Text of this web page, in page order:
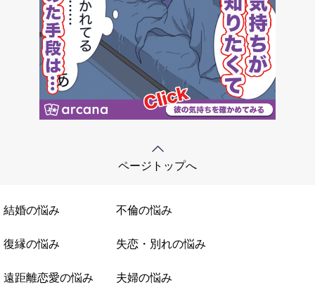
ページトップへ
結婚の悩み 不倫の悩み
復縁の悩み 失恋・別れの悩み
遠距離恋愛の悩み 夫婦の悩み